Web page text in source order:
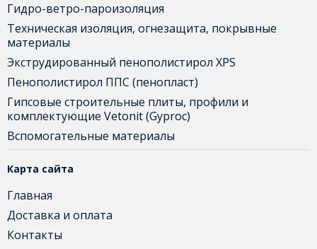
Гидро-ветро-пароизоляция
Техническая изоляция, огнезащита, покрывные
материалы
Экструдированный пенополистирол XPS
Пенополистирол ППС (пенопласт)
Гипсовые строительные плиты, профили и
комплектующие Vetonit (Gyproc)
Вспомогательные материалы
Карта сайта
Главная
Доставка и оплата
Контакты